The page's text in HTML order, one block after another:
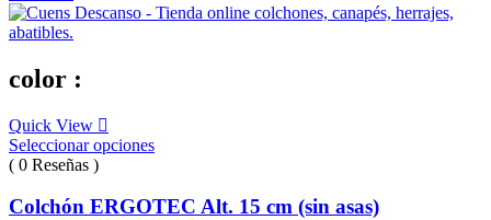
desde
color :
Quick View
Seleccionar opciones
( 0 Reseñas )
Colchón ERGOTEC Alt. 15 cm (sin asas)